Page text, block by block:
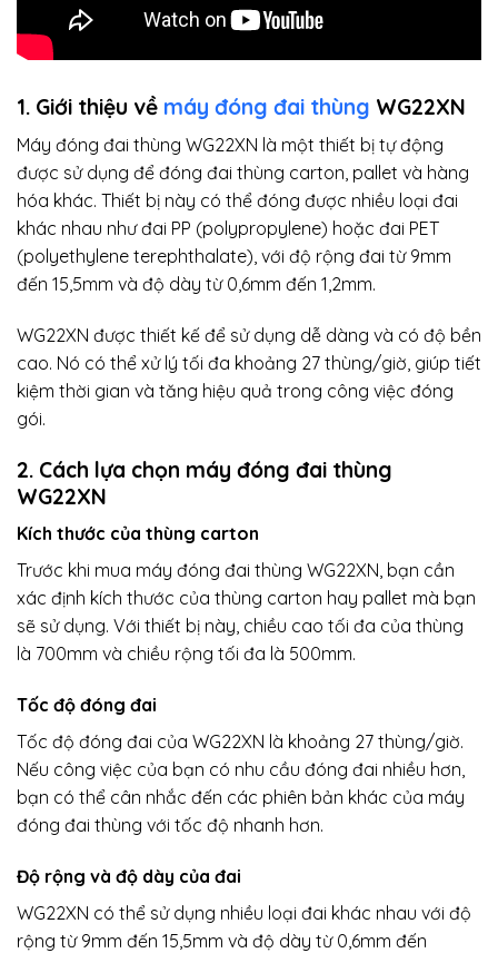
1. Giới thiệu về máy đóng đai thùng WG22XN
Máy đóng đai thùng WG22XN là một thiết bị tự động
được sử dụng để đóng đai thùng carton, pallet và hàng
hóa khác. Thiết bị này có thể đóng được nhiều loại đai
khác nhau như đai PP (polypropylene) hoặc đai PET
(polyethylene terephthalate), với độ rộng đai từ 9mm
đến 15,5mm và độ dày từ 0,6mm đến 1,2mm.
WG22XN được thiết kế để sử dụng dễ dàng và có độ bền
cao. Nó có thể xử lý tối đa khoảng 27 thùng/giờ, giúp tiết
kiệm thời gian và tăng hiệu quả trong công việc đóng
gói.
2. Cách lựa chọn máy đóng đai thùng
WG22XN
Kích thước của thùng carton
Trước khi mua máy đóng đai thùng WG22XN, bạn cần
xác định kích thước của thùng carton hay pallet mà bạn
sẽ sử dụng. Với thiết bị này, chiều cao tối đa của thùng
là 700mm và chiều rộng tối đa là 500mm.
Tốc độ đóng đai
Tốc độ đóng đai của WG22XN là khoảng 27 thùng/giờ.
Nếu công việc của bạn có nhu cầu đóng đai nhiều hơn,
bạn có thể cân nhắc đến các phiên bản khác của máy
đóng đai thùng với tốc độ nhanh hơn.
Độ rộng và độ dày của đai
WG22XN có thể sử dụng nhiều loại đai khác nhau với độ
rộng từ 9mm đến 15,5mm và độ dày từ 0,6mm đến